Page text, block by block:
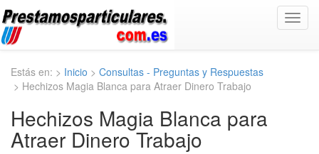
Estás en: > Inicio > Consultas - Preguntas y Respuestas
> Hechizos Magia Blanca para Atraer Dinero Trabajo
Hechizos Magia Blanca para
Atraer Dinero Trabajo